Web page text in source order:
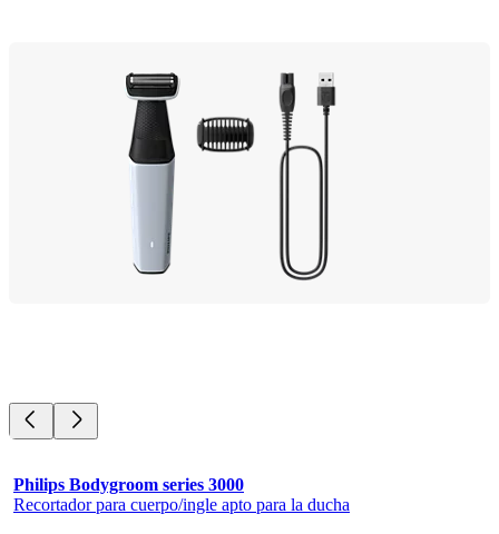
Philips Bodygroom series 3000
Recortador para cuerpo/ingle apto para la ducha